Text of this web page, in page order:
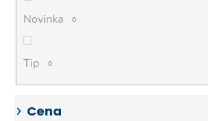
Novinka 0
Tip 0
Cena